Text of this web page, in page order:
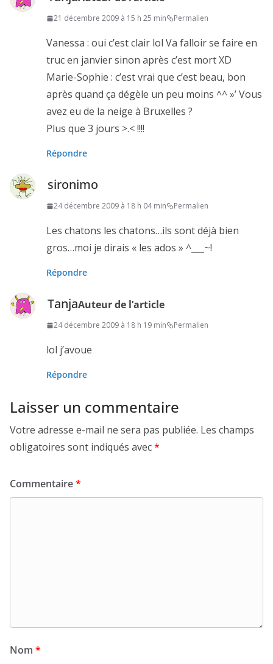
21 décembre 2009 à 15 h 25 min Permalien
Vanessa : oui c’est clair lol Va falloir se faire en
truc en janvier sinon après c’est mort XD
Marie-Sophie : c’est vrai que c’est beau, bon
après quand ça dégèle un peu moins ^^ »’ Vous
avez eu de la neige à Bruxelles ?
Plus que 3 jours >.< !!!!
Répondre
sironimo
24 décembre 2009 à 18 h 04 min Permalien
Les chatons les chatons…ils sont déjà bien
gros…moi je dirais « les ados » ^___~!
Répondre
TanjaAuteur de l’article
24 décembre 2009 à 18 h 19 min Permalien
lol j’avoue
Répondre
Laisser un commentaire
Votre adresse e-mail ne sera pas publiée. Les champs
obligatoires sont indiqués avec*
Commentaire*
Nom *